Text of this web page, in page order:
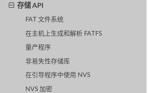
存储 API
FAT 文件系统
在主机上生成和解析 FATFS
量产程序
非易失性存储库
在引导程序中使用 NVS
NVS 加密